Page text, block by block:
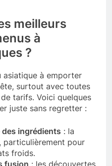
meilleurs
à
?
asiatique à emporter
surtout avec toutes
tarifs. Voici quelques
juste sans regretter :
des ingrédients : la
particulièrement pour
froids.